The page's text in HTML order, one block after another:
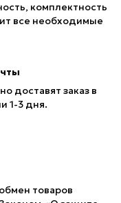
комплектность
все необходимые
доставят заказ в
1-3 дня.
товаров